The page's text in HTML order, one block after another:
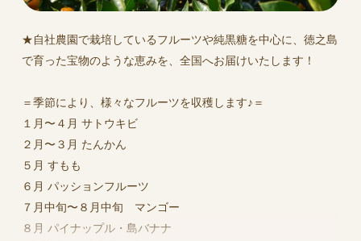
★自社農園で栽培しているフルーツや純黒糖を中心に、徳之島
で育った宝物のような恵みを、全国へお届けいたします！
＝季節により、様々なフルーツを収穫します♪＝
１月〜４月 サトウキビ
２月〜３月 たんかん
５月 すもも
６月 パッションフルーツ
７月中旬〜８月中旬 マンゴー
８月 パイナップル・島バナナ